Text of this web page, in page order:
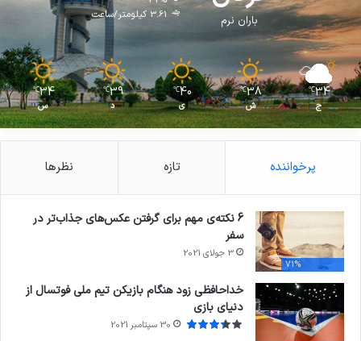
باران نرم
3.61 کیلومتر/ساعت
34
℃
ج
38
℃
ش
40
℃
ی
39
℃
د
34
℃
س
پرخواننده تازه نظرها
71%
6 نکته‌ی مهم برای گرفتن عکس‌های جذاب‌تر در
سفر
3 جولای 2021
خداحافظی زود هنگام بازیکن تیم ملی فوتسال از
دنیای بازی
30 سپتامبر 2021